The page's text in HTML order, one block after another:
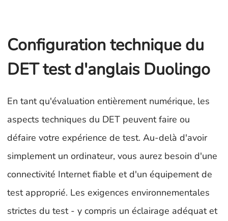
Configuration technique du
DET test d'anglais Duolingo
En tant qu'évaluation entièrement numérique, les
aspects techniques du DET peuvent faire ou
défaire votre expérience de test. Au-delà d'avoir
simplement un ordinateur, vous aurez besoin d'une
connectivité Internet fiable et d'un équipement de
test approprié. Les exigences environnementales
strictes du test - y compris un éclairage adéquat et